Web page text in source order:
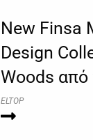
New Finsa
Design
Woods από
ELTOP